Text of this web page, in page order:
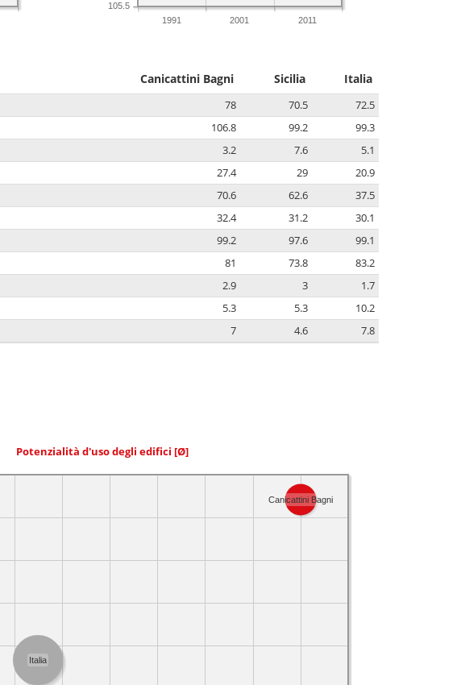
1991 2001 2011
105.5
Canicattini Bagni Sicilia Italia
78 70.5
72.5
106.8 99.2
99.3
3.2 7.6
5.1
27.4 29
20.9
70.6 62.6
37.5
32.4 31.2
30.1
99.2 97.6
99.1
81 73.8
83.2
2.9 3
1.7
5.3 5.3
10.2
7 4.6 7.8
Potenzialità d'uso degli edifici [Ø]
Italia
Canicattini Bagni